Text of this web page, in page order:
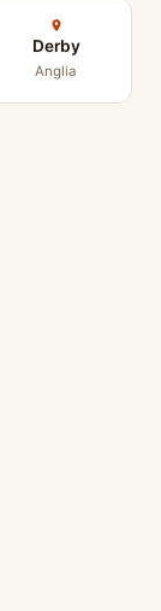
Derby
Anglia